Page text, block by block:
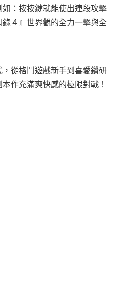
：按按鍵就能使出連段攻擊
４』世界觀的全力一擊與全
從格鬥遊戲新手到喜愛鑽研
作充滿爽快感的極限對戰！